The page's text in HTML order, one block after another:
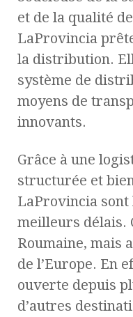
et de la qualité
LaProvincia
la distribution.
système de
moyens de
innovants.
Grâce à une
structurée et
LaProvincia
meilleurs délais.
Roumaine, mais
de l’Europe. En
ouverte depuis
d’autres